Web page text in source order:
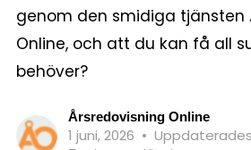
genom den smidiga tjänsten
Online, och att du kan få all
behöver?
Årsredovisning Online
1 juni, 2026 •